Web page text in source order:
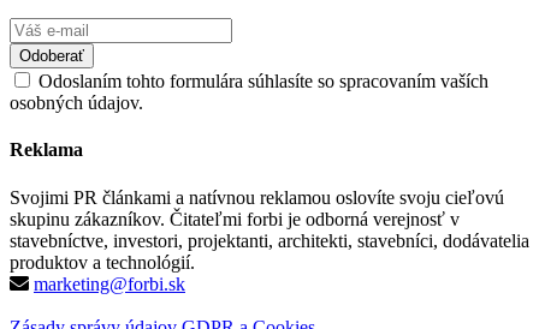
Odoslaním tohto formulára súhlasíte so spracovaním vaších
osobných údajov.
Reklama
Svojimi PR článkami a natívnou reklamou oslovíte svoju cieľovú
skupinu zákazníkov. Čitateľmi forbi je odborná verejnosť v
stavebníctve, investori, projektanti, architekti, stavebníci, dodávatelia
produktov a technológií.
marketing@forbi.sk